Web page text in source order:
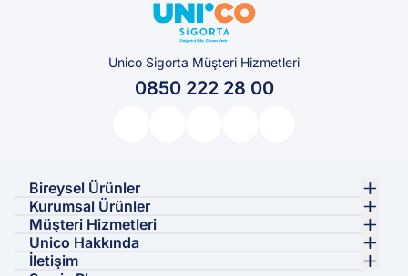
Unico Sigorta Müşteri Hizmetleri
0850 222 28 00
Bireysel Ürünler
Kurumsal Ürünler
Müşteri Hizmetleri
Unico Hakkında
İletişim